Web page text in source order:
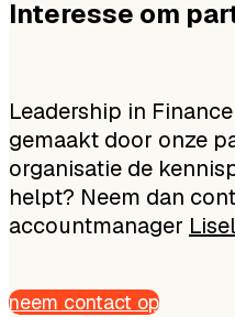
Interesse om
Leadership in
gemaakt door onze
organisatie de
helpt? Neem dan
accountmanager
neem contact op